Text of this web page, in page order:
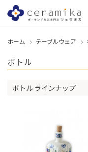
ホーム テーブルウェア
ボトル
ボトル ラインナップ